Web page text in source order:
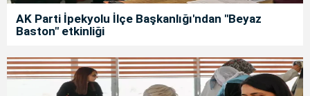
AK Parti İpekyolu İlçe Başkanlığı'ndan "Beyaz
Baston" etkinliği